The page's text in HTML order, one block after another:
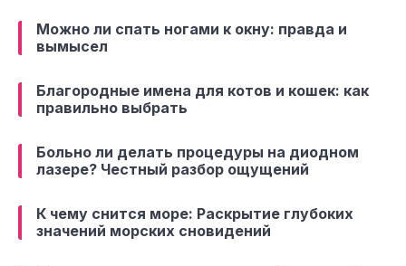
Можно ли спать ногами к окну: правда и
вымысел
Благородные имена для котов и кошек: как
правильно выбрать
Больно ли делать процедуры на диодном
лазере? Честный разбор ощущений
К чему снится море: Раскрытие глубоких
значений морских сновидений